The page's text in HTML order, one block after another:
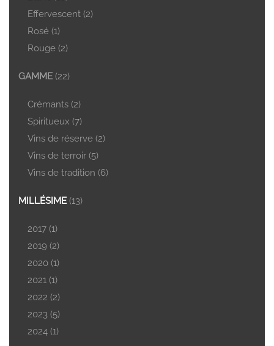
Effervescent (2)
Rosé (1)
Rouge (2)
GAMME (22)
Crémants (2)
Spiritueux (7)
Vins de réserve (2)
Vins de terroir (5)
Vins de tradition (6)
MILLÉSIME (13)
2017 (1)
2019 (2)
2020 (1)
2021 (1)
2022 (2)
2023 (5)
2024 (1)